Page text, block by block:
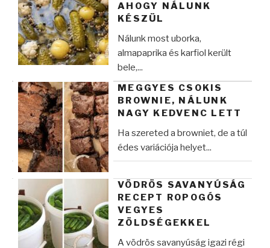
AHOGY NÁLUNK
KÉSZÜL
Nálunk most uborka,
almapaprika és karfiol került
bele,...
MEGGYES CSOKIS
BROWNIE, NÁLUNK
NAGY KEDVENC LETT
Ha szereted a browniet, de a túl
édes variációja helyet...
VÖDRÖS SAVANYÚSÁG
RECEPT ROPOGÓS
VEGYES
ZÖLDSÉGEKKEL
A vödrös savanyúság igazi régi